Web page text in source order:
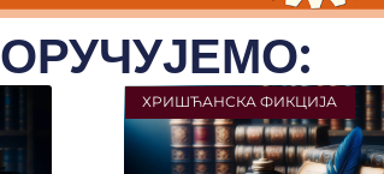
ХРИШЋАНСКА ФИКЦИЈА